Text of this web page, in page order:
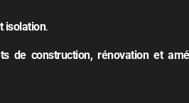
isolation.
de construction, rénovation et